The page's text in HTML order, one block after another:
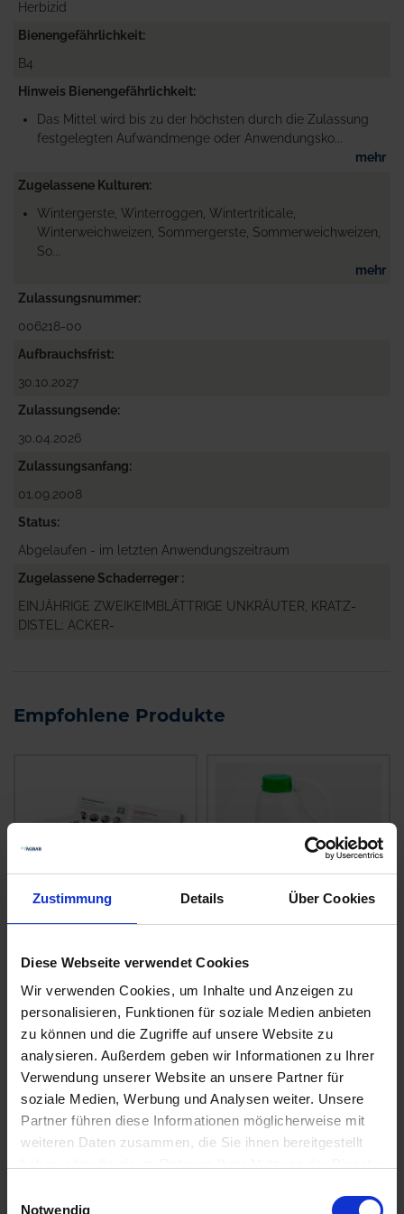
Zustimmung Details Über Cookies
Diese Webseite verwendet Cookies
Wir verwenden Cookies, um Inhalte und Anzeigen zu
personalisieren, Funktionen für soziale Medien anbieten
zu können und die Zugriffe auf unsere Website zu
analysieren. Außerdem geben wir Informationen zu Ihrer
Verwendung unserer Website an unsere Partner für
soziale Medien, Werbung und Analysen weiter. Unsere
Partner führen diese Informationen möglicherweise mit
weiteren Daten zusammen, die Sie ihnen bereitgestellt
Notwendig
Herbizid
Bienengefährlichkeit
B4
Hinweis Bienengefährlichkeit
Das Mittel wird bis zu der höchsten durch die Zulassung
festgelegten Aufwandmenge oder Anwendungsko...
mehr
Zugelassene Kulturen
Wintergerste, Winterroggen, Wintertriticale,
Winterweichweizen, Sommergerste, Sommerweichweizen,
So...
mehr
Zulassungsnummer
006218-00
Aufbrauchsfrist
30.10.2027
Zulassungsende
30.04.2026
Zulassungsanfang
01.09.2008
Status
Abgelaufen - im letzten Anwendungszeitraum
Zugelassene Schaderreger
EINJÄHRIGE ZWEIKEIMBLÄTTRIGE UNKRÄUTER, KRATZ-
DISTEL: ACKER-
Empfohlene Produkte
Pflanzenbau ABC
Herbst myAGRAR
zzgl. MwSt.
6,30 € / St
IN DEN
WARENKORB
Axial 50
zzgl. MwSt.
40,82 € / l
ZUM PRODUKT